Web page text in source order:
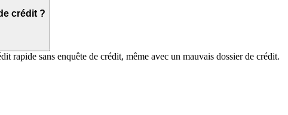
crédit ?
rapide sans enquête de crédit, même avec un mauvais dossier de crédit.